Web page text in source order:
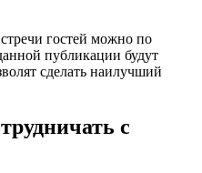
гостей можно по
публикации будут
сделать наилучший
с